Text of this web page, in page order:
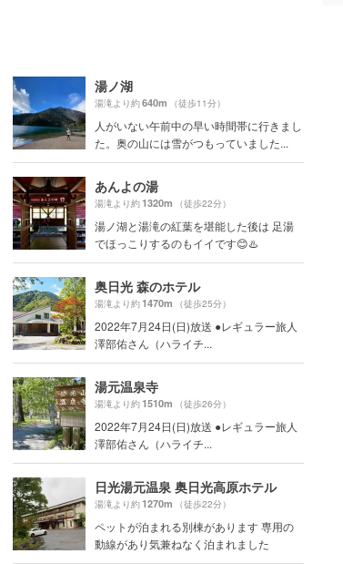
湯ノ湖
湯滝より約640m （徒歩11分）
人がいない午前中の早い時間帯に行きまし
た。奥の山には雪がつもっていました...
あんよの湯
湯滝より約1320m （徒歩22分）
湯ノ湖と湯滝の紅葉を堪能した後は 足湯
でほっこりするのもイイです😊♨️
奥日光 森のホテル
湯滝より約1470m （徒歩25分）
2022年7月24日(日)放送 ●レギュラー旅人
澤部佑さん（ハライチ...
湯元温泉寺
湯滝より約1510m （徒歩26分）
2022年7月24日(日)放送 ●レギュラー旅人
澤部佑さん（ハライチ...
日光湯元温泉 奥日光高原ホテル
湯滝より約1270m （徒歩22分）
ペットが泊まれる別棟があります 専用の
動線があり気兼ねなく泊まれました